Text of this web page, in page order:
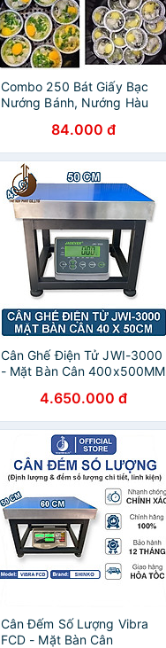
Combo 250 Bát Giấy Bạc
Nướng Bánh, Nướng Hàu
84.000 đ
Cân Ghế Điện Tử JWI-3000
- Mặt Bàn Cân 400x500MM
4.650.000 đ
Cân Đếm Số Lượng Vibra
FCD - Mặt Bàn Cân